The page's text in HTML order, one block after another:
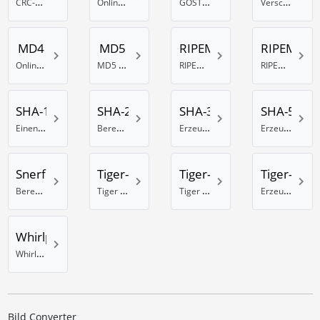
MD4
Online MD4 Generator
MD5
MD5 Hash Generator
RIPEMD-128
RIPEMD 128 Bit Hash erzeugen
RIPEMD-
RIPEMD-160 Hash Berechnung
SHA-1
Einen SHA-1 Hash generieren
SHA-256
Berechnung eines SHA-Hash mit 256 Bit
SHA-384
Erzeuge einen SHA Hash mit 384 Bits
SHA-512
Erzeuge einen SHA Hash mit 512 Bits
Snerfu
Berechnung eines Snefru Hash
Tiger-128
Tiger Hash Rechner mit 128 Bit
Tiger-160
Tiger 160 Bit Hash Rechner
Tiger-192
Erzeuge einen Tiger Hash mit 192 Bits
Whirlpool
Whirlpool online Hash Generator
Bild Converter